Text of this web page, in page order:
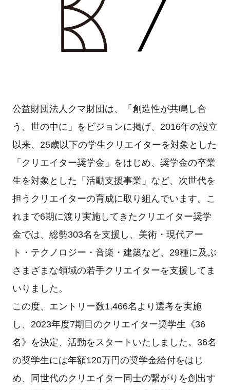
公益財団法人クマ財団は、「創造性が共鳴し合
う、世の中に」をビジョンに掲げ、2016年の設立
以来、25歳以下の学生クリエイターを対象とした
「クリエイター奨学金」をはじめ、奨学金の卒業
生を対象とした「活動支援事業」など、次世代を
担うクリエイターの育成に取り組んでいます。こ
れまで6期に渡り実施してきたクリエイター奨学
金では、総勢303名を支援し、美術・現代アー
ト・テクノロジー・音楽・建築など、29種に及ぶ
さまざまな領域の若手クリエイターを支援してま
いりました。
この度、エントリー数1,466名より選考を実施
し、2023年度7期目のクリエイター奨学生《36
名》を決定、活動をスタートいたしました。36名
の奨学生には年額120万円の奨学金給付をはじ
め、同世代のクリエイター同士の繋がりを創出す